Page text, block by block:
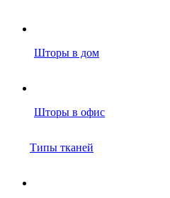
Шторы в дом
Шторы в офис
Типы тканей